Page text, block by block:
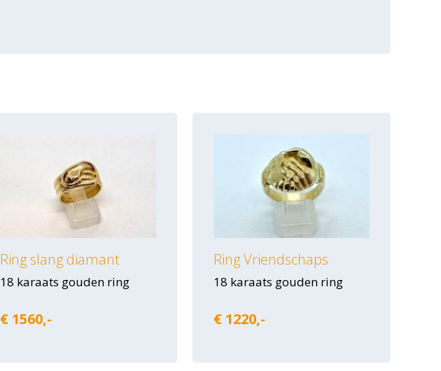
Ring slang diamant
18 karaats gouden ring
€ 1560,-
Ring Vriendschaps
18 karaats gouden ring
€ 1220,-